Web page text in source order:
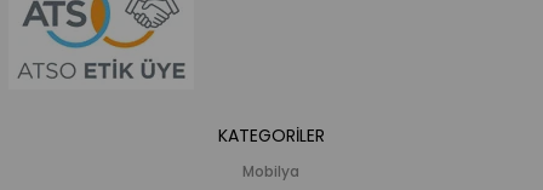
KATEGORİLER
Mobilya